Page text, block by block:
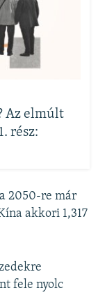
Az elmúlt
rész:
2050-re már
akkori 1,317
fele nyolc